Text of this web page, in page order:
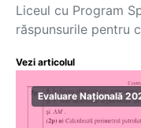
Liceul cu Program
răspunsurile pentru
Vezi articolul
Evaluare Națională